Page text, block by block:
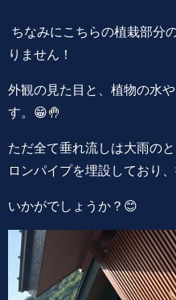
ちなみにこちらの植栽部分
りません！
外観の見た目と、植物の水
す。😁🤚
ただ全て垂れ流しは大雨の
ロンパイプを埋設しており
いかがでしょうか？😊